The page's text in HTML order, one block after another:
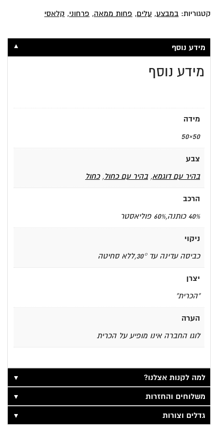
פסים
קטגוריות: במבצע, עלים, פחות ממאה, פרחוני, קלאסי
מידע נוסף ▼
מידע נוסף
מידה
50×50
צבע
בהיר עם דוגמא,בהיר עם כחול,כחול
הרכב
40% כותנה,60% פוליאסטר
ניקוי
כביסה עדינה עד 30°,ללא סחיטה
יצרן
"הכרית"
הערה
לוגו החברה אינו מופיע על הכרית
למה לקנות אצלנו?
▼
משלוחים והחזרות
▼
גדלים וצורות
▼